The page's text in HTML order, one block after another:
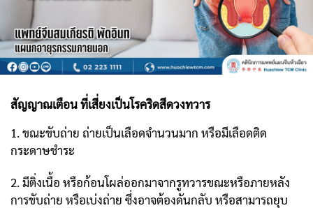
สัญญาณเตือน ที่เสี่ยงเป็นโรคริดสีดวงทวาร
1. ขณะขับถ่าย ถ่ายเป็นเลือดจำนวนมาก หรือมีเลือดติด
กระดาษชำระ
2. มีติ่งเนื้อ หรือก้อนโผล่ออกมาจากรูทวารขณะหรือภายหลัง
การขับถ่าย หรือเบ่งถ่าย ซึ่งอาจต้องดันกลับ หรือสามารถยุบ